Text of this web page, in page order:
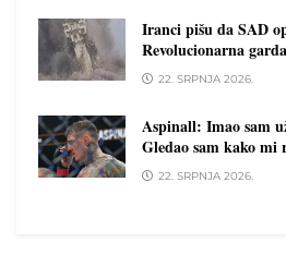
Iranci pišu da SAD
Revolucionarna
22. SRPNJA 2026.
Aspinall: Imao sam
Gledao sam kako mi
22. SRPNJA 2026.